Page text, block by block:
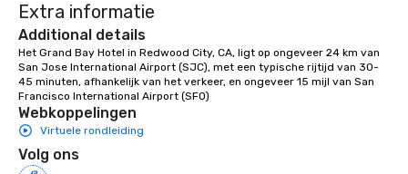
Extra informatie
Additional details
Het Grand Bay Hotel in Redwood City, CA, ligt op ongeveer 24 km van
San Jose International Airport (SJC), met een typische rijtijd van 30-
45 minuten, afhankelijk van het verkeer, en ongeveer 15 mijl van San
Francisco International Airport (SFO)
Webkoppelingen
Virtuele rondleiding
Volg ons